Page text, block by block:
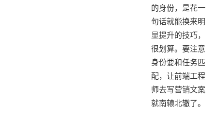
的身份，是花一
句话就能换来明
显提升的技巧，
很划算。要注意
身份要和任务匹
配，让前端工程
师去写营销文案
就南辕北辙了。